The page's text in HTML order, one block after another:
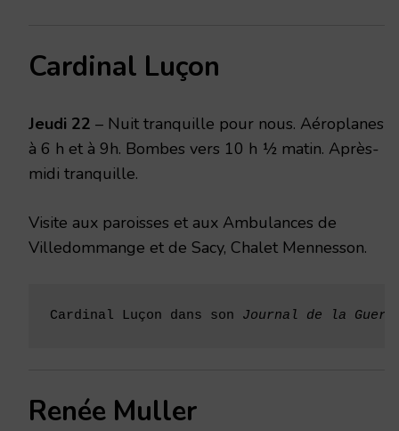
Cardinal Luçon
Jeudi 22 – Nuit tranquille pour nous. Aéroplanes
à 6 h et à 9h. Bombes vers 10 h ½ matin. Après-
midi tranquille.
Visite aux paroisses et aux Ambulances de
Villedommange et de Sacy, Chalet Mennesson.
Cardinal Luçon dans son Journal de la
Renée Muller